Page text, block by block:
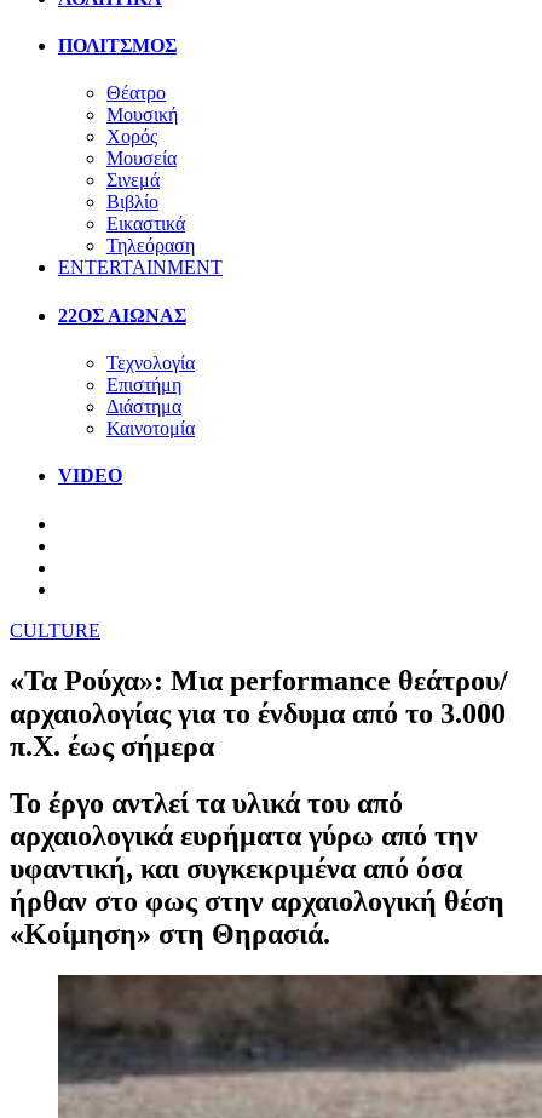
ΠΟΛΙΤΣΜΟΣ
Θέατρο
Μουσική
Χορός
Μουσεία
Σινεμά
Βιβλίο
Εικαστικά
Τηλεόραση
ENTERTAINMENT
22ΟΣ ΑΙΩΝΑΣ
Τεχνολογία
Επιστήμη
Διάστημα
Καινοτομία
VIDEO
CULTURE
«Τα Ρούχα»: Μια performance θεάτρου/
αρχαιολογίας για το ένδυμα από το 3.000
π.Χ. έως σήμερα
Το έργο αντλεί τα υλικά του από
αρχαιολογικά ευρήματα γύρω από την
υφαντική, και συγκεκριμένα από όσα
ήρθαν στο φως στην αρχαιολογική θέση
«Κοίμηση» στη Θηρασιά.